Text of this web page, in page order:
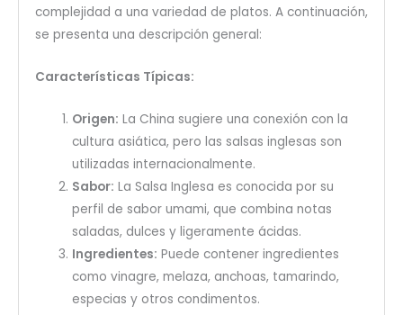
complejidad a una variedad de platos. A continuación,
se presenta una descripción general:
Características Típicas:
Origen: La China sugiere una conexión con la
cultura asiática, pero las salsas inglesas son
utilizadas internacionalmente.
Sabor: La Salsa Inglesa es conocida por su
perfil de sabor umami, que combina notas
saladas, dulces y ligeramente ácidas.
Ingredientes: Puede contener ingredientes
como vinagre, melaza, anchoas, tamarindo,
especias y otros condimentos.